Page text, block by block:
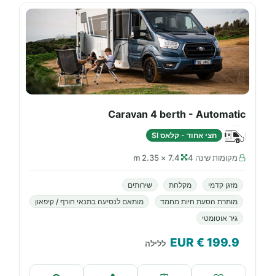
Caravan 4 berth - Automatic
חצי אחוד - קלאס SI
מקומות שינה 4 7.4 × 2.35 m
מזגן קדמי מקלחת
שירותים
מותרת הסעת חיות מחמד
מותאם לנסיעה בתנאי חורף / קיפאון
גיר אוטומטי
199.9
€ EUR ללילה